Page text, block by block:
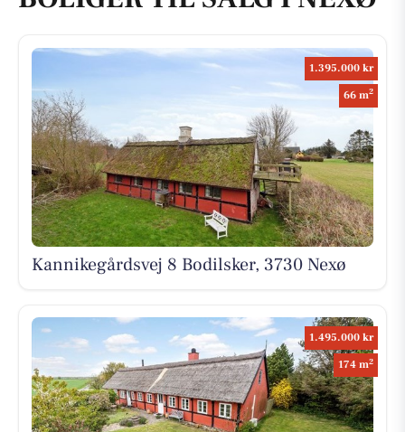
1.395.000 kr
66 m2
Kannikegårdsvej 8 Bodilsker, 3730 Nexø
1.495.000 kr
174 m2